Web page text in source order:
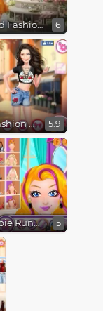
Year Round Fashionista Gigi Hadid 6
Kendall Fashion Color Test 5.9
Super Barbie Runway Model 5